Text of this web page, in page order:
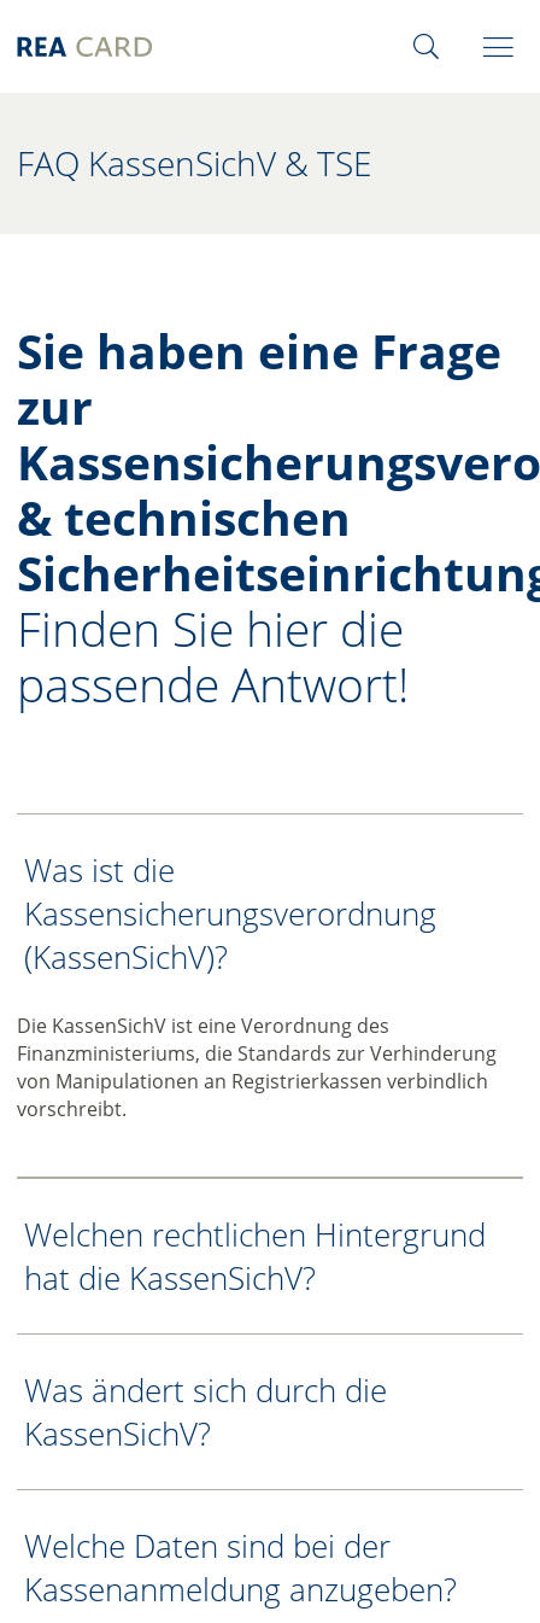
FAQ KassenSichV & TSE
Sie haben eine Frage
zur
& technischen
Finden Sie hier die
passende Antwort!
Was ist die
Kassensicherungsverordnung
(KassenSichV)?
Die KassenSichV ist eine Verordnung des
Finanzministeriums, die Standards zur Verhinderung
von Manipulationen an Registrierkassen verbindlich
vorschreibt.
Welchen rechtlichen Hintergrund
hat die KassenSichV?
Was ändert sich durch die
KassenSichV?
Welche Daten sind bei der
Kassenanmeldung anzugeben?